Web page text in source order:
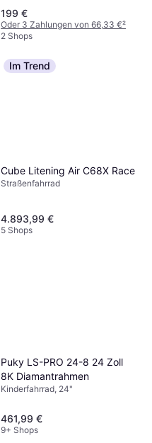
199 €
Oder 3 Zahlungen von 66,33 €²
2 Shops
Im Trend
Cube Litening Air C68X Race
Straßenfahrrad
4.893,99 €
5 Shops
Puky LS-PRO 24-8 24 Zoll
8K Diamantrahmen
Kinderfahrrad, 24"
461,99 €
9+ Shops